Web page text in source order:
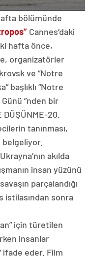
bölümünde
Cannes’daki
hafta önce,
organizatörler
ve “Notre
başlıklı “Notre
”nden bir
20.
tanınması,
belgeliyor.
akılda
insan yüzünü
parçalandığı
istilasından sonra
için türetilen
insanlar
ifade eder. Film